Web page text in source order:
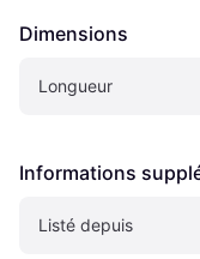
Dimensions
Longueur
Informations
Listé depuis